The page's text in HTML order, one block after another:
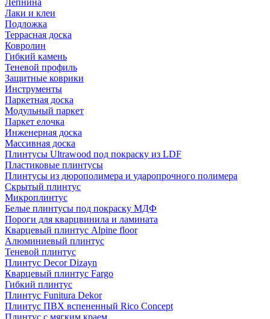
Лепнина
Лаки и клеи
Подложка
Террасная доска
Ковролин
Гибкий камень
Теневой профиль
Защитные коврики
Инструменты
Паркетная доска
Модульный паркет
Паркет елочка
Инженерная доска
Массивная доска
Плинтусы Ultrawood под покраску из LDF
Пластиковые плинтусы
Плинтусы из дюрополимера и ударопрочного полимера
Скрытый плинтус
Микроплинтус
Белые плинтусы под покраску МДФ
Пороги для кварцвинила и ламината
Кварцевый плинтус Alpine floor
Алюминиевый плинтус
Теневой плинтус
Плинтус Decor Dizayn
Кварцевый плинтус Fargo
Гибкий плинтус
Плинтус Funitura Dekor
Плинтус ПВХ вспененный Rico Concept
Плинтус с мягким краем